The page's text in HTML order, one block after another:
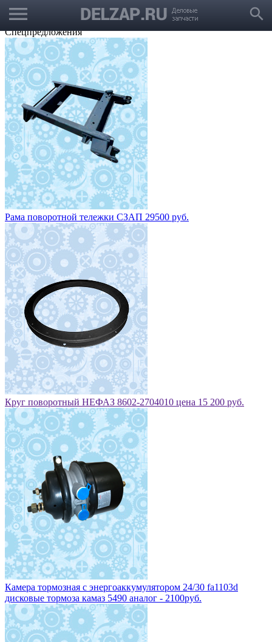
menu search
Выбрать город
Корзина
Заказать звонок
Спецпредложения
Рама поворотной тележки СЗАП 29500 руб.
Круг поворотный НЕФАЗ 8602-2704010 цена 15 200 руб.
Камера тормозная с энергоаккумулятором 24/30 fa1103d
дисковые тормоза камаз 5490 аналог - 2100руб.